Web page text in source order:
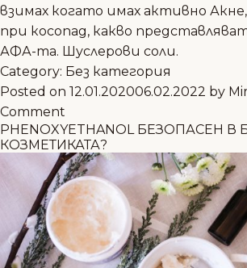
взимах когато имах активно
при косопад, какво
АФА-та. Шуслерови соли.
Category: Без категория
Posted on 12.01.202006.02.2022 by
Comment
PHENOXYETHANOL БЕЗОПАСЕН В
КОЗМЕТИКАТА?